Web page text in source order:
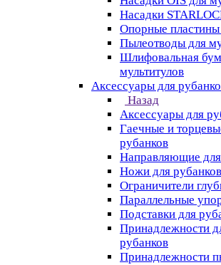
Насадки
Опорные
Пылеотводы для
Шлифовальная
мультитулов
Аксессуары для
Назад
Аксессуары для
Гаечные и
рубанков
Направляющие
Ножи для рубанков
Ограничители
Параллельные
Подставки для
Принадлежности
рубанков
Принадлежности